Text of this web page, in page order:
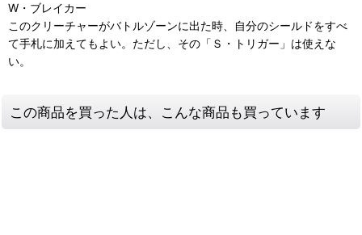
W・ブレイカー
このクリーチャーがバトルゾーンに出た時、自分のシールドをすべ
て手札に加えてもよい。ただし、その「Ｓ・トリガー」は使えな
い。
この商品を買った人は、こんな商品も買っています